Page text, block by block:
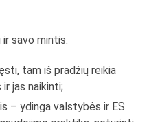
savo mintis:
tam iš pradžių reikia
jas naikinti;
– ydinga valstybės ir ES